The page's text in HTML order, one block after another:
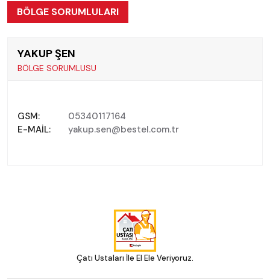
BÖLGE SORUMLULARI
YAKUP ŞEN
BÖLGE SORUMLUSU
GSM:
05340117164
E-MAIL:
yakup.sen@bestel.com.tr
Çatı Ustaları İle El Ele Veriyoruz.